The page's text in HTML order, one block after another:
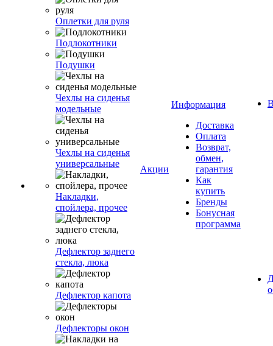
Оплетки для руля
Подлокотники
Подушки
Чехлы на сиденья
модельные
Чехлы на сиденья
универсальные
Накладки,
спойлера, прочее
Дефлектор заднего
стекла, люка
Дефлектор капота
Дефлекторы окон
Акции
Информация
Доставка
Оплата
Возврат,
обмен,
гарантия
Как
купить
Бренды
Бонусная
программа